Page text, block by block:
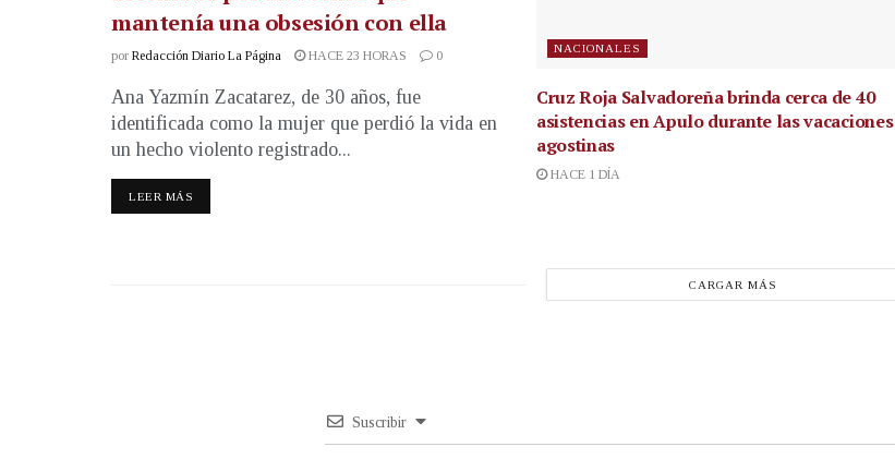
mantenía una obsesión con ella
por Redacción Diario La Página HACE 23 HORAS 0
Ana Yazmín Zacatarez, de 30 años, fue
identificada como la mujer que perdió la vida en
un hecho violento registrado...
LEER MÁS
NACIONALES
Cruz Roja Salvadoreña brinda cerca de 40
asistencias en Apulo durante las vacaciones
agostinas
HACE 1 DÍA
CARGAR MÁS
Suscribir